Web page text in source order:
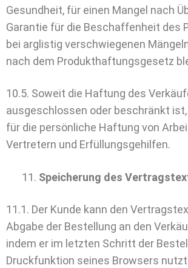
Gesundheit, für einen Mangel nach
Garantie für die Beschaffenheit des
bei arglistig verschwiegenen
nach dem Produkthaftungsgesetz
10.5. Soweit die Haftung des
ausgeschlossen oder beschränkt
für die persönliche Haftung von
Vertretern und Erfüllungsgehilfen.
Speicherung des
11.1. Der Kunde kann den
Abgabe der Bestellung an den
indem er im letzten Schritt der
Druckfunktion seines Browsers